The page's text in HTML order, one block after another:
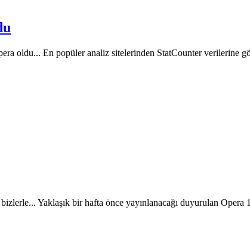
oldu... En popüler analiz sitelerinden StatCounter verilerine
Yaklaşık bir hafta önce yayınlanacağı duyurulan